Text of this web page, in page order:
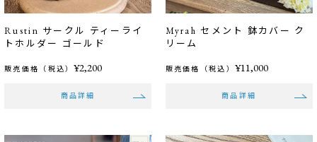
Rustin サークル ティーライ
トホルダー ゴールド
販売価格（税込）¥2,200
商品詳細
Myrah セメント 鉢カバー ク
リーム
販売価格（税込） ¥11,000
商品詳細